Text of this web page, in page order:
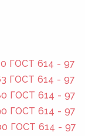
ГОСТ 614 - 97
ГОСТ 614 - 97
ГОСТ 614 - 97
ГОСТ 614 - 97
ГОСТ 614 - 97